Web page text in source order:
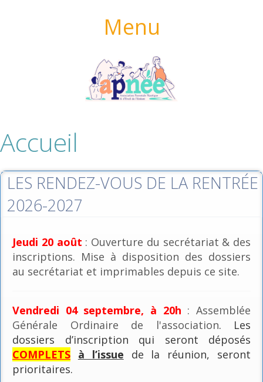
Menu
Accueil
LES RENDEZ-VOUS DE LA RENTRÉE
2026-2027
Jeudi 20 août : Ouverture du secrétariat & des
inscriptions. Mise à disposition des dossiers
au secrétariat et imprimables depuis ce site.
Vendredi 04 septembre, à 20h : Assemblée
Générale Ordinaire de l'association. Les
dossiers d’inscription qui seront déposés
COMPLETS à l’issue de la réunion, seront
prioritaires.